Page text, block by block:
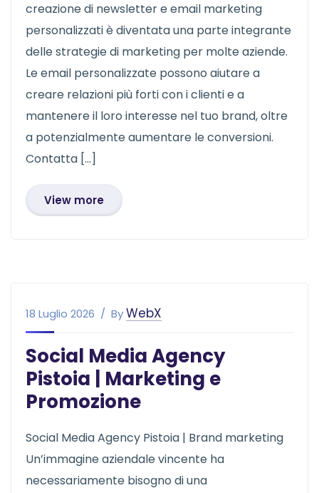
creazione di newsletter e email marketing
personalizzati è diventata una parte integrante
delle strategie di marketing per molte aziende.
Le email personalizzate possono aiutare a
creare relazioni più forti con i clienti e a
mantenere il loro interesse nel tuo brand, oltre
a potenzialmente aumentare le conversioni.
Contatta […]
View more
18 Luglio 2026 ByWebX
Social Media Agency
Pistoia | Marketing e
Promozione
Social Media Agency Pistoia | Brand marketing
Un’immagine aziendale vincente ha
necessariamente bisogno di una